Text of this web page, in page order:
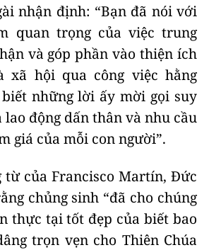
nhận định: “Bạn đã nói với
quan trọng của việc trung
và góp phần vào thiện ích
xã hội qua công việc hằng
biết những lời ấy mời gọi suy
động dấn thân và nhu cầu
giá của mỗi con người”.
từ của Francisco Martín, Đức
chủng sinh “đã cho chúng
thực tại tốt đẹp của biết bao
trọn vẹn cho Thiên Chúa